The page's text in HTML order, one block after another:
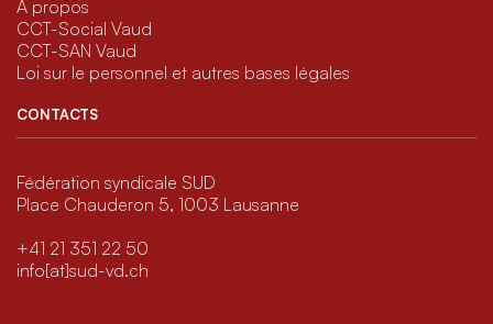
À propos
CCT-Social Vaud
CCT-SAN Vaud
Loi sur le personnel et autres bases légales
CONTACTS
Fédération syndicale SUD
Place Chauderon 5, 1003 Lausanne
+41 21 351 22 50
info[at]sud-vd.ch